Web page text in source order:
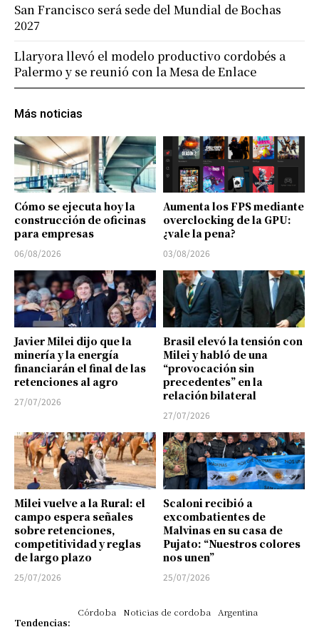
Más noticias
Cómo se ejecuta hoy la
construcción de oficinas
para empresas
06/08/2026
Aumenta los FPS mediante
overclocking de la GPU:
¿vale la pena?
03/08/2026
Javier Milei dijo que la
minería y la energía
financiarán el final de las
retenciones al agro
27/07/2026
Brasil elevó la tensión con
Milei y habló de una
“provocación sin
precedentes” en la
relación bilateral
27/07/2026
Milei vuelve a la Rural: el
campo espera señales
sobre retenciones,
competitividad y reglas
de largo plazo
25/07/2026
Scaloni recibió a
excombatientes de
Malvinas en su casa de
Pujato: “Nuestros colores
nos unen”
25/07/2026
Tendencias:
Córdoba Noticias de cordoba
Argentina
San Francisco será sede del Mundial de Bochas
2027
Llaryora llevó el modelo productivo cordobés a
Palermo y se reunió con la Mesa de Enlace